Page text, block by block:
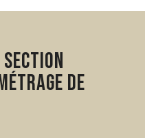
section
de